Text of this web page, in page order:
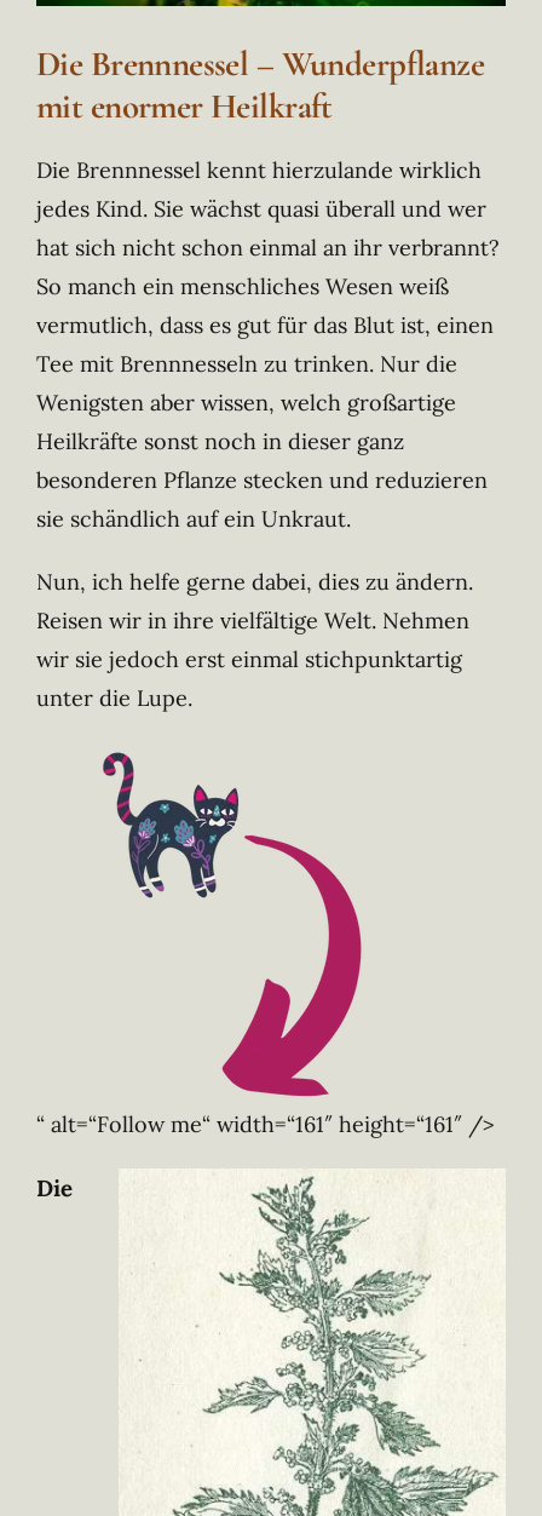
Die Brennnessel – Wunderpflanze
mit enormer Heilkraft
Die Brennnessel kennt hierzulande wirklich
jedes Kind. Sie wächst quasi überall und wer
hat sich nicht schon einmal an ihr verbrannt?
So manch ein menschliches Wesen weiß
vermutlich, dass es gut für das Blut ist, einen
Tee mit Brennnesseln zu trinken. Nur die
Wenigsten aber wissen, welch großartige
Heilkräfte sonst noch in dieser ganz
besonderen Pflanze stecken und reduzieren
sie schändlich auf ein Unkraut.
Nun, ich helfe gerne dabei, dies zu ändern.
Reisen wir in ihre vielfältige Welt. Nehmen
wir sie jedoch erst einmal stichpunktartig
unter die Lupe.
“ alt=“Follow me“ width=“161″ height=“161″ />
Die